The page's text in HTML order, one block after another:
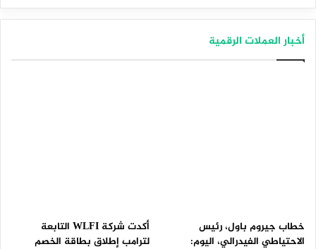
أخبار العملات الرقمية
خطاب جيروم باول، رئيس
الاحتياطي الفيدرالي، اليوم:
أكدت شركة WLFI التابعة
لترامب إطلاق بطاقة الخصم